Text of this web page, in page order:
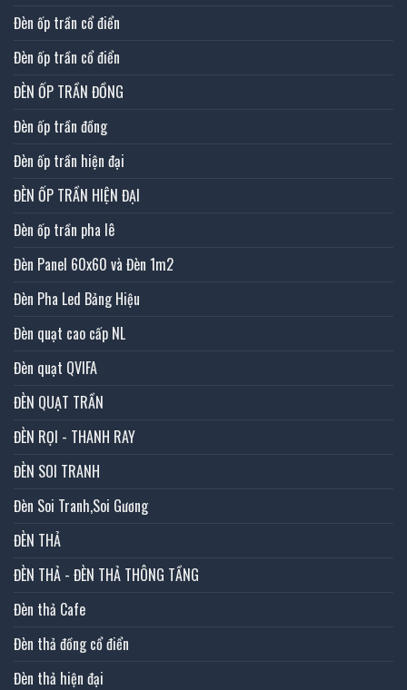
Đèn ốp trần cổ điển
Đèn ốp trần cổ điển
ĐÈN ỐP TRẦN ĐỒNG
Đèn ốp trần đồng
Đèn ốp trần hiện đại
ĐÈN ỐP TRẦN HIỆN ĐẠI
Đèn ốp trần pha lê
Đèn Panel 60x60 và Đèn 1m2
Đèn Pha Led Bảng Hiệu
Đèn quạt cao cấp NL
Đèn quạt QVIFA
ĐÈN QUẠT TRẦN
ĐÈN RỌI - THANH RAY
ĐÈN SOI TRANH
Đèn Soi Tranh,Soi Gương
ĐÈN THẢ
ĐÈN THẢ - ĐÈN THẢ THÔNG TẦNG
Đèn thả Cafe
Đèn thả đồng cổ điển
Đèn thả hiện đại